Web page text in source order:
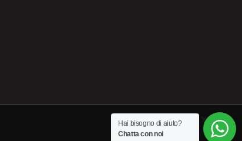
Hai bisogno di aiuto?
Chatta con noi